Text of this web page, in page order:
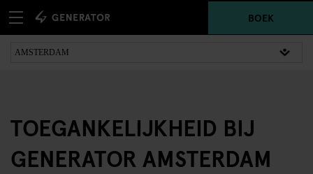
BOEK
TOEGANKELIJKHEID BIJ
GENERATOR AMSTERDAM